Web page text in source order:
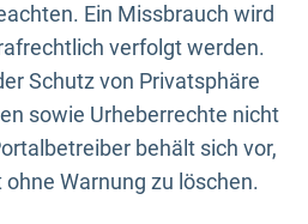
Ein Missbrauch wird
verfolgt werden.
Schutz von Privatsphäre
sowie Urheberrechte nicht
behält sich vor,
Warnung zu löschen.